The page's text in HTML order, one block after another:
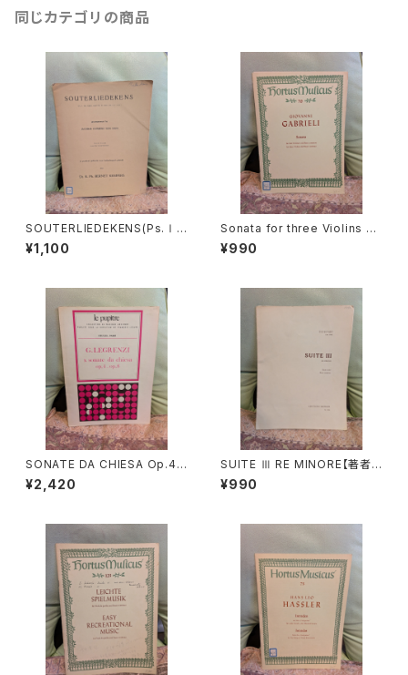
同じカテゴリの商品
SOUTERLIEDEKENS(Ps.Ⅰ,
Ⅻ,XXXⅠ,XXXⅧ,XL,XLⅡ,L
Ⅲ,LXV)【著者：JACOBUS CL
¥1,100
Sonata for three Violins an
d Basso continuo【著者：GA
BRIELI】出版社：BÄRENREITE
¥990
SONATE DA CHIESA Op.4 -
Op.8【著者：G.LEGRENZI】出
版社：HEUGEL& Cie 1968年
¥2,420
SUITE Ⅲ RE MINORE【著者：
DIEUPART】出版社：EDITION
MOECK 1966年
¥990